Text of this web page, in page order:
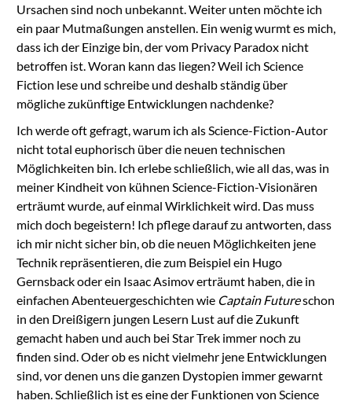
Ursachen sind noch unbekannt. Weiter unten möchte ich
ein paar Mutmaßungen anstellen. Ein wenig wurmt es mich,
dass ich der Einzige bin, der vom Privacy Paradox nicht
betroffen ist. Woran kann das liegen? Weil ich Science
Fiction lese und schreibe und deshalb ständig über
mögliche zukünftige Entwicklungen nachdenke?
Ich werde oft gefragt, warum ich als Science-Fiction-Autor
nicht total euphorisch über die neuen technischen
Möglichkeiten bin. Ich erlebe schließlich, wie all das, was in
meiner Kindheit von kühnen Science-Fiction-Visionären
erträumt wurde, auf einmal Wirklichkeit wird. Das muss
mich doch begeistern! Ich pflege darauf zu antworten, dass
ich mir nicht sicher bin, ob die neuen Möglichkeiten jene
Technik repräsentieren, die zum Beispiel ein Hugo
Gernsback oder ein Isaac Asimov erträumt haben, die in
einfachen Abenteuergeschichten wie Captain Futureschon
in den Dreißigern jungen Lesern Lust auf die Zukunft
gemacht haben und auch bei Star Trek immer noch zu
finden sind. Oder ob es nicht vielmehr jene Entwicklungen
sind, vor denen uns die ganzen Dystopien immer gewarnt
haben. Schließlich ist es eine der Funktionen von Science